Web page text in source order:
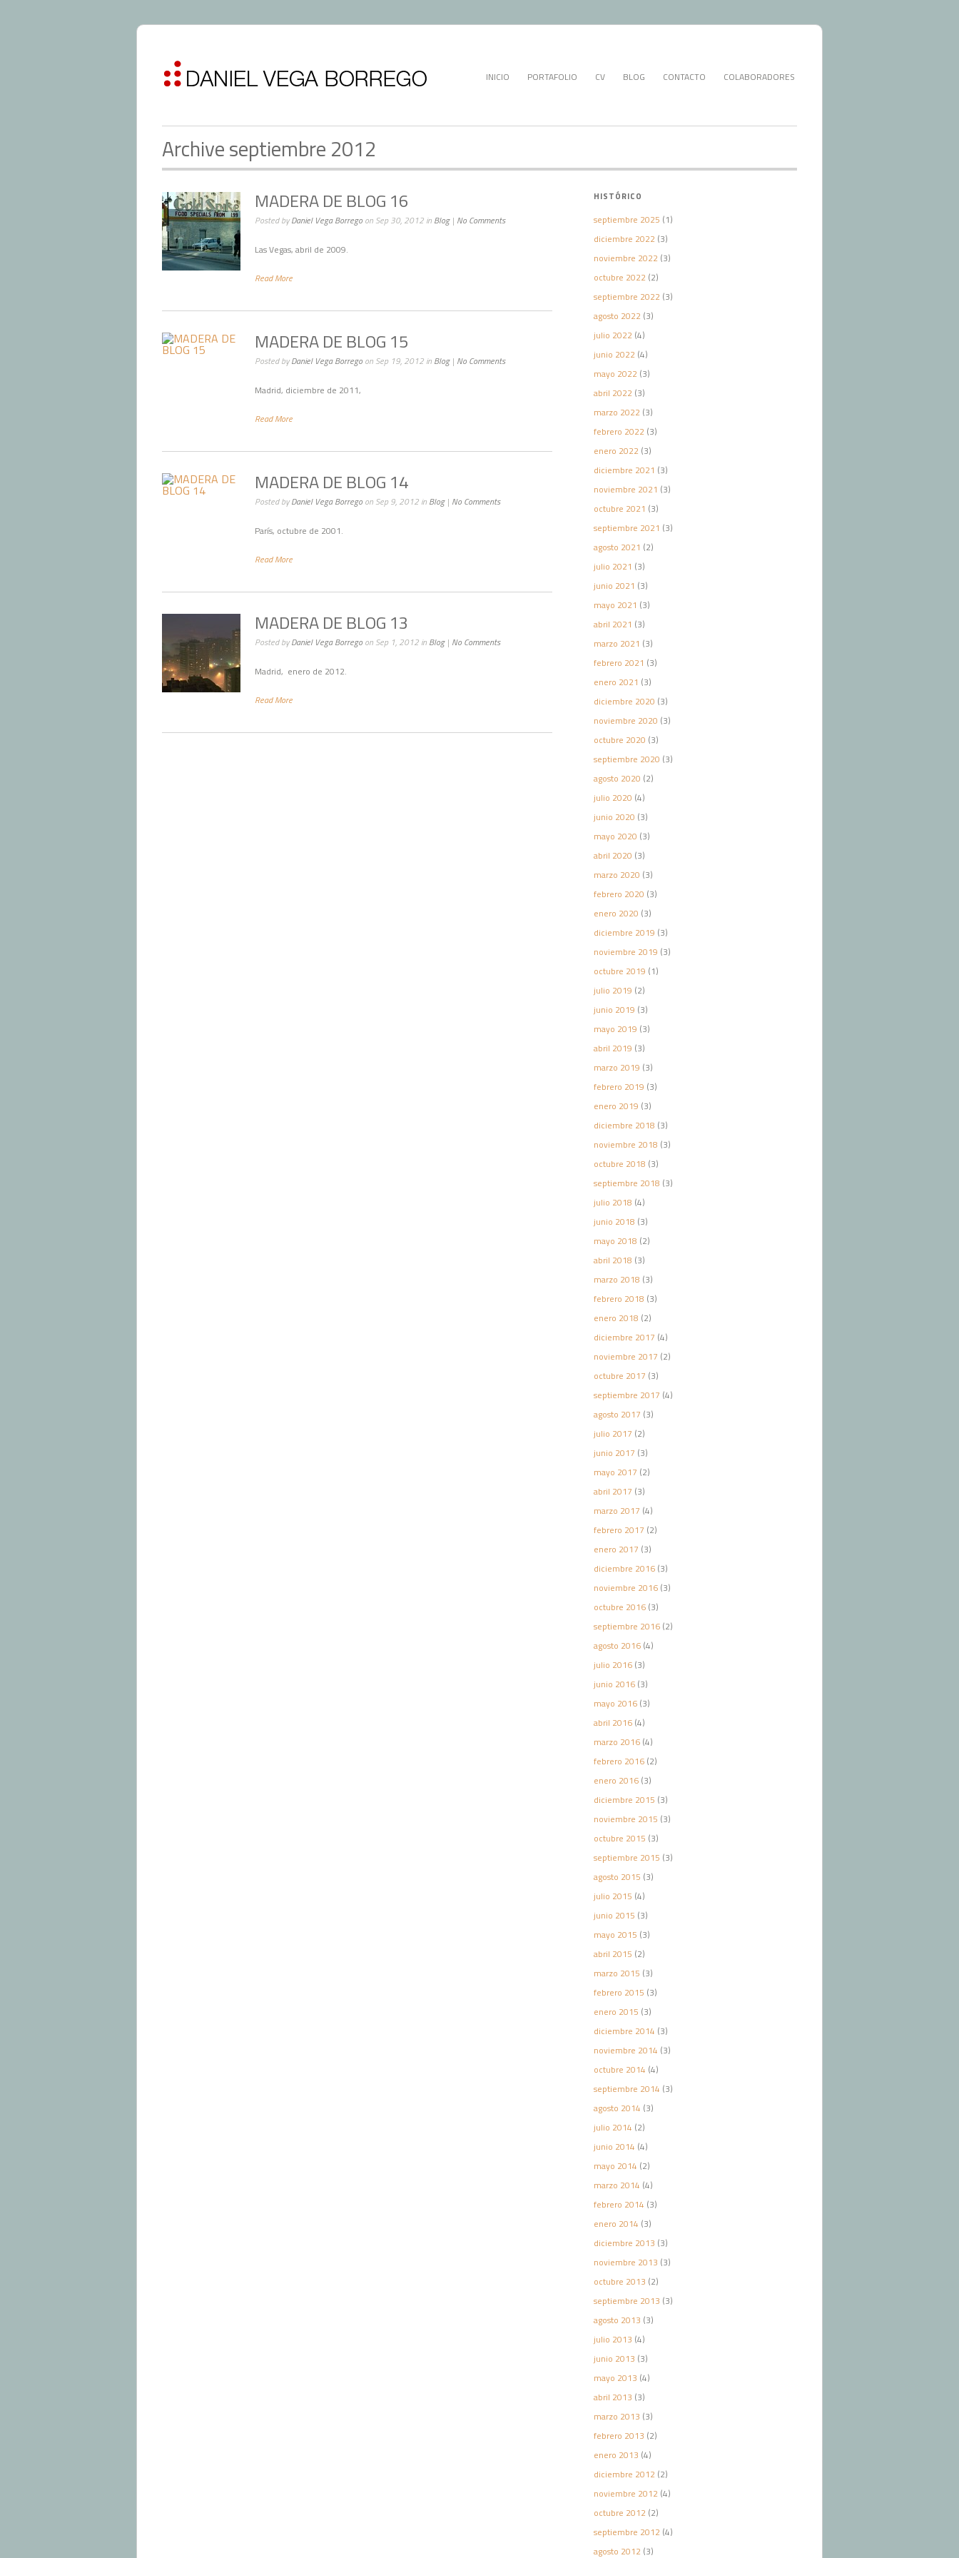
INICIO PORTAFOLIO CV BLOG CONTACTO COLABORADORES
Archive septiembre 2012
MADERA DE BLOG 16
Posted byDaniel Vega Borregoon Sep 30, 2012 in Blog| No Comments
Las Vegas, abril de 2009.
Read More
MADERA DE BLOG 15
Posted byDaniel Vega Borregoon Sep 19, 2012 in Blog| No Comments
Madrid, diciembre de 2011,
Read More
MADERA DE BLOG 14
Posted byDaniel Vega Borregoon Sep 9, 2012 in Blog| No Comments
París, octubre de 2001.
Read More
MADERA DE BLOG 13
Posted byDaniel Vega Borregoon Sep 1, 2012 in Blog| No Comments
Madrid, enero de 2012.
Read More
HISTÓRICO
septiembre 2025 (1)
diciembre 2022 (3)
noviembre 2022 (3)
octubre 2022 (2)
septiembre 2022 (3)
agosto 2022 (3)
julio 2022 (4)
junio 2022 (4)
mayo 2022 (3)
abril 2022 (3)
marzo 2022 (3)
febrero 2022 (3)
enero 2022 (3)
diciembre 2021 (3)
noviembre 2021 (3)
octubre 2021 (3)
septiembre 2021 (3)
agosto 2021 (2)
julio 2021 (3)
junio 2021 (3)
mayo 2021 (3)
abril 2021 (3)
marzo 2021 (3)
febrero 2021 (3)
enero 2021 (3)
diciembre 2020 (3)
noviembre 2020 (3)
octubre 2020 (3)
septiembre 2020 (3)
agosto 2020 (2)
julio 2020 (4)
junio 2020 (3)
mayo 2020 (3)
abril 2020 (3)
marzo 2020 (3)
febrero 2020 (3)
enero 2020 (3)
diciembre 2019 (3)
noviembre 2019 (3)
octubre 2019 (1)
julio 2019 (2)
junio 2019 (3)
mayo 2019 (3)
abril 2019 (3)
marzo 2019 (3)
febrero 2019 (3)
enero 2019 (3)
diciembre 2018 (3)
noviembre 2018 (3)
octubre 2018 (3)
septiembre 2018 (3)
julio 2018 (4)
junio 2018 (3)
mayo 2018 (2)
abril 2018 (3)
marzo 2018 (3)
febrero 2018 (3)
enero 2018 (2)
diciembre 2017 (4)
noviembre 2017 (2)
octubre 2017 (3)
septiembre 2017 (4)
agosto 2017 (3)
julio 2017 (2)
junio 2017 (3)
mayo 2017 (2)
abril 2017 (3)
marzo 2017 (4)
febrero 2017 (2)
enero 2017 (3)
diciembre 2016(3)
noviembre 2016(3)
octubre 2016(3)
septiembre 2016(2)
agosto 2016(4)
julio 2016(3)
junio 2016(3)
mayo 2016(3)
abril 2016(4)
marzo 2016(4)
febrero 2016(2)
enero 2016(3)
diciembre 2015 (3)
noviembre 2015 (3)
octubre 2015 (3)
septiembre 2015 (3)
agosto 2015 (3)
julio 2015 (4)
junio 2015 (3)
mayo 2015 (3)
abril 2015 (2)
marzo 2015 (3)
febrero 2015 (3)
enero 2015 (3)
diciembre 2014 (3)
noviembre 2014 (3)
octubre 2014 (4)
septiembre 2014 (3)
agosto 2014 (3)
julio 2014 (2)
junio 2014 (4)
mayo 2014 (2)
marzo 2014 (4)
febrero 2014 (3)
enero 2014 (3)
diciembre 2013 (3)
noviembre 2013 (3)
octubre 2013 (2)
septiembre 2013 (3)
agosto 2013 (3)
julio 2013 (4)
junio 2013 (3)
mayo 2013 (4)
abril 2013 (3)
marzo 2013 (3)
febrero 2013 (2)
enero 2013 (4)
diciembre 2012 (2)
noviembre 2012 (4)
octubre 2012 (2)
septiembre 2012 (4)
agosto 2012 (3)